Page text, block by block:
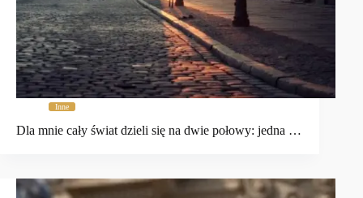
Inne
Dla mnie cały świat dzieli się na dwie połowy: jedna …